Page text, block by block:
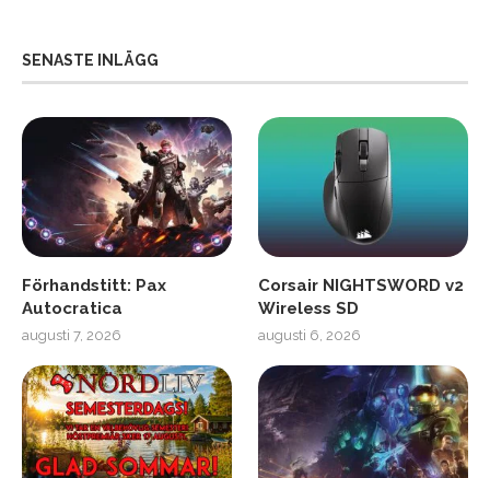
SENASTE INLÄGG
Förhandstitt: Pax
Autocratica
augusti 7, 2026
Corsair NIGHTSWORD v2
Wireless SD
augusti 6, 2026